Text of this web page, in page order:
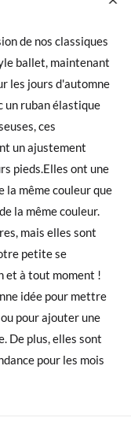
de nos classiques
ballet, maintenant
les jours d'automne
un ruban élastique
ces
un ajustement
pieds.Elles ont une
la même couleur que
la même couleur.
mais elles sont
petite se
et à tout moment !
idée pour mettre
pour ajouter une
De plus, elles sont
pour les mois